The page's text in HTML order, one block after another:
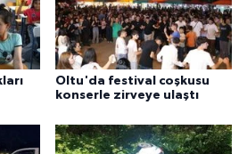
Oltu'da festival coşkusu
konserle zirveye ulaştı